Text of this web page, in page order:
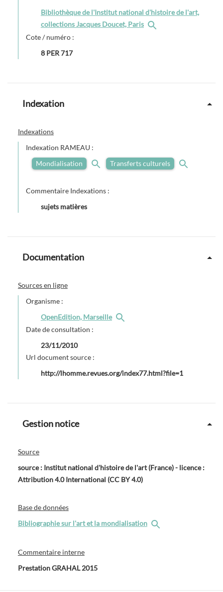
Bibliothèque de l'Institut national d'histoire de l'art,
collections Jacques Doucet, Paris
Cote / numéro :
8 PER 717
Indexation
Indexations
Indexation RAMEAU :
Mondialisation
Transferts culturels
Commentaire Indexations :
sujets matières
Documentation
Sources en ligne
Organisme :
OpenEdition, Marseille
Date de consultation :
23/11/2010
Url document source :
http://lhomme.revues.org/index77.html?file=1
Gestion notice
Source
source : Institut national d'histoire de l'art (France) - licence :
Attribution 4.0 International (CC BY 4.0)
Base de données
Bibliographie sur l'art et la mondialisation
Commentaire interne
Prestation GRAHAL 2015